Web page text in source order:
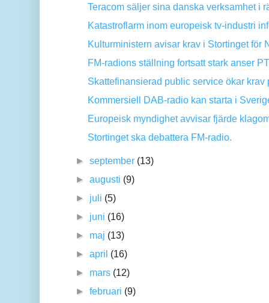
Teracom säljer sina danska verksamhet i
Katastroflarm inom europeisk tv-industri
Kulturministern avisar krav i Stortinget för
FM-radions ställning fortsatt stark anser
Skattefinansierad public service ökar krav
Kommersiell DAB-radio kan starta i
Europeisk myndighet avvisar fjärde
Stortinget ska debattera FM-radio.
►september (13)
►augusti (9)
► juli (5)
► juni (16)
► maj (13)
►april (16)
► mars (12)
►februari (9)